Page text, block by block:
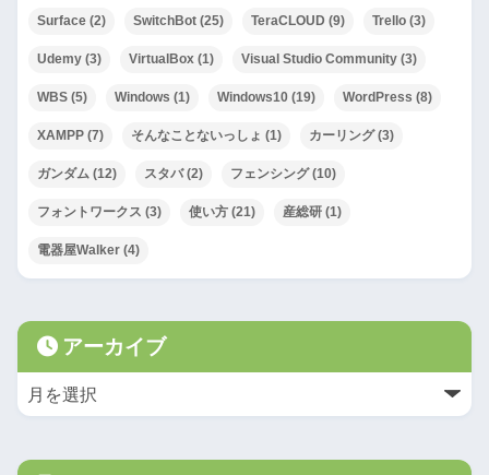
Surface (2) SwitchBot (25) TeraCLOUD (9) Trello (3)
Udemy (3) VirtualBox (1) Visual Studio Community (3)
WBS (5) Windows (1) Windows10 (19) WordPress (8)
XAMPP (7) そんなことないっしょ (1) カーリング(3)
ガンダム (12) スタバ(2) フェンシング(10)
フォントワークス (3) 使い方 (21) 産総研 (1)
電器屋Walker (4)
アーカイブ